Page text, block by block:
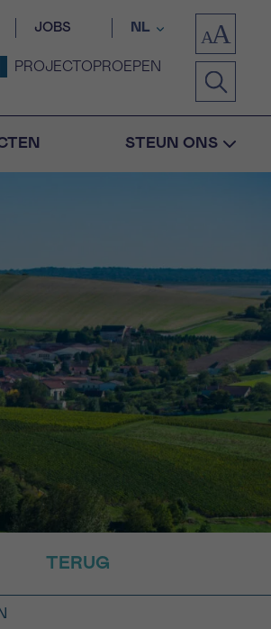
JOBS NL
PROJECTOPROEPEN
STEUN ONS
TERUG